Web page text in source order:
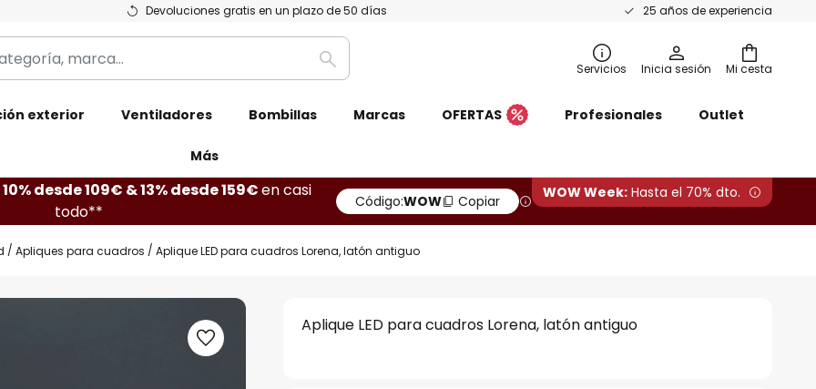
Devoluciones gratis en un plazo de 50 días 25 años de experiencia
Mi cesta
Buscar Servicios Inicia sesión
exterior Ventiladores Bombillas Marcas OFERTAS Profesionales Outlet
Más
10% desde 109€ & 13% desde 159€en casi
todo**
Código:WOW Copiar WOW Week: Hasta el 70% dto.
Apliques para cuadros Aplique LED para cuadros Lorena, latón antiguo
Aplique LED para cuadros Lorena, latón antiguo